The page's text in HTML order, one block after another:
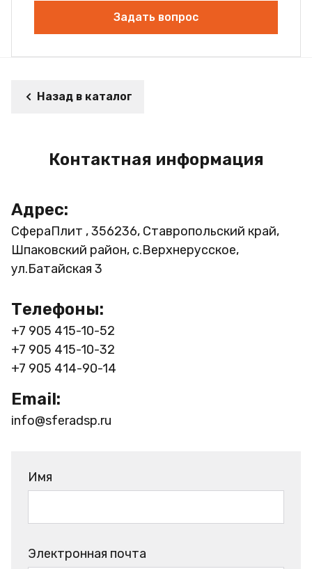
Задать вопрос
Назад в каталог
Контактная информация
Адрес:
СфераПлит , 356236, Ставропольский край,
Шпаковский район, с.Верхнерусское,
ул.Батайская 3
Телефоны:
+7 905 415-10-52
+7 905 415-10-32
+7 905 414-90-14
Email:
info@sferadsp.ru
Имя
Электронная почта